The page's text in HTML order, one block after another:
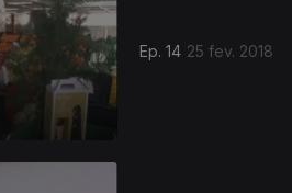
Ep. 14 25 fev. 2018